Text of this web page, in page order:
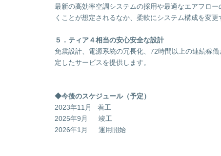
最新の高効率空調システムの採用や最適なエアフロ
くことが想定されるなか、柔軟にシステム構成を変更
５．ティア４相当の安心安全な設計
免震設計、電源系統の冗長化、72時間以上の連続稼
定したサービスを提供します。
◆今後のスケジュール（予定）
2023年11月 着工
2025年9月 竣工
2026年1月 運用開始